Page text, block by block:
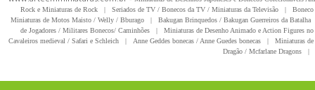
Rock e Miniaturas de Rock
| Seriados de TV / Bonecos da TV / Miniaturas da Televisão |
Miniaturas de Motos Maisto / Welly / Bburago
| Bakugan Brinquedos / Bakugan Guerreiros da Batalha
de Jogadores / Militares Bonecos/ Caminhões
|
Miniaturas de Desenho Animado e Action Figures
Cavaleiros medieval / Safari e Schleich
| Anne Geddes bonecas / Anne Guedes bonecas |
Miniaturas
Dragão / Mcfarlane Dragons
|